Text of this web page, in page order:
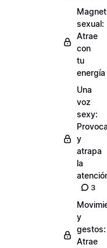
sexual:
Atrae
con
tu
energía
Una
voz
sexy:
y
atrapa
la
3
y
gestos:
Atrae